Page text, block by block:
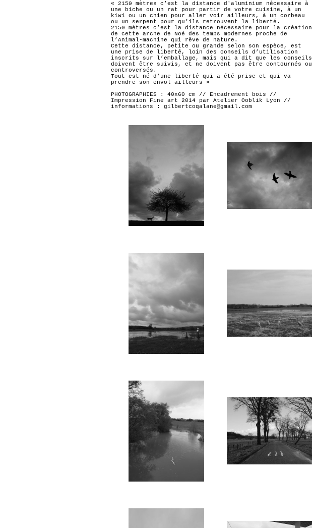
« 2150 mètres c’est la distance d'aluminium nécessaire à
une biche ou un rat pour partir de votre cuisine, à un
kiwi ou un chien pour aller voir ailleurs, à un corbeau
ou un serpent pour qu’ils retrouvent la liberté.
2150 mètres c’est la distance nécessaire pour la création
de cette arche de Noé des temps modernes proche de
l’Animal-machine qui rêve de nature.
Cette distance, petite ou grande selon son espèce, est
une prise de liberté, loin des conseils d’utilisation
inscrits sur l’emballage, mais qui a dit que les conseils
doivent être suivis, et ne doivent pas être contournés ou
controversés.
Tout est né d’une liberté qui a été prise et qui va
prendre son envol ailleurs »
PHOTOGRAPHIES : 40x60 cm // Encadrement bois //
Impression Fine art 2014 par Atelier Ooblik Lyon //
informations : gilbertcoqalane@gmail.com